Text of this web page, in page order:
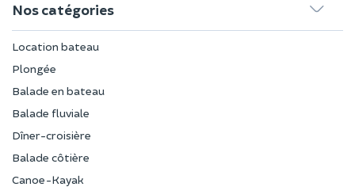
Nos catégories
Location bateau
Plongée
Balade en bateau
Balade fluviale
Dîner-croisière
Balade côtière
Canoe-Kayak